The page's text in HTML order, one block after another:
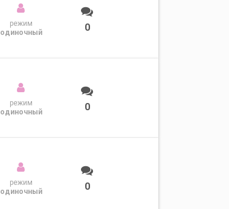
режим
одиночный
0
режим
одиночный
0
режим
одиночный
0